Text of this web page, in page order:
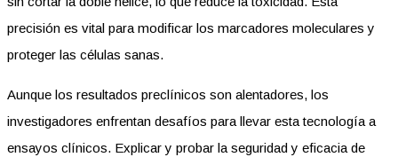
precisión es vital para modificar los marcadores moleculares y
proteger las células sanas.
Aunque los resultados preclínicos son alentadores, los
investigadores enfrentan desafíos para llevar esta tecnología a
ensayos clínicos. Explicar y probar la seguridad y eficacia de